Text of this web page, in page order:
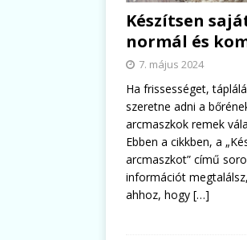
Készítsen
normál és
7. május 2024
Ha frissességet,
szeretne adni a
arcmaszkok remek
Ebben a cikkben, a
arcmaszkot” című
információt
ahhoz, hogy […]